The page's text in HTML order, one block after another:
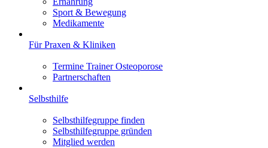
Sport & Bewegung
Medikamente
Für Praxen & Kliniken
Termine Trainer Osteoporose
Partnerschaften
Selbsthilfe
Selbsthilfegruppe finden
Selbsthilfegruppe gründen
Mitglied werden